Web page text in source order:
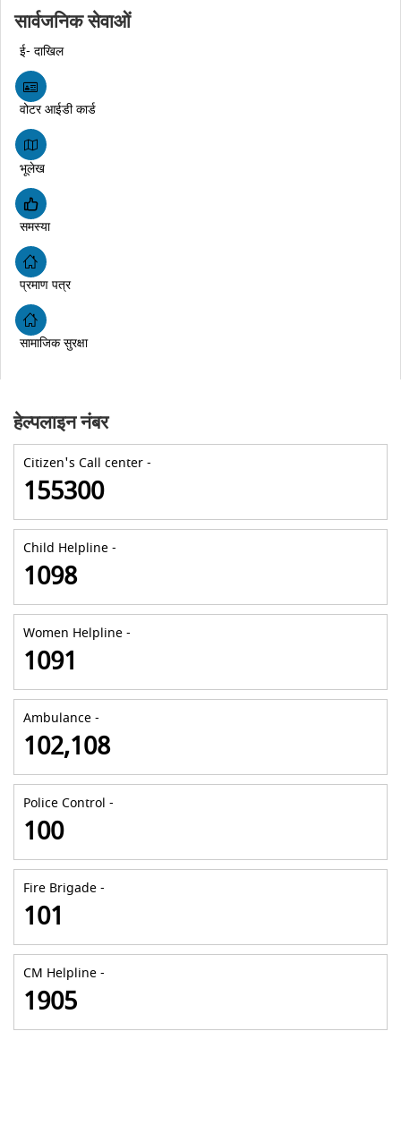
सार्वजनिक सेवाओं
ई- दाखिल
वोटर आईडी कार्ड
भूलेख
समस्या
प्रमाण पत्र
सामाजिक सुरक्षा
हेल्पलाइन नंबर
Citizen's Call center -
155300
Child Helpline -
1098
Women Helpline -
1091
Ambulance -
102,108
Police Control -
100
Fire Brigade -
101
CM Helpline -
1905